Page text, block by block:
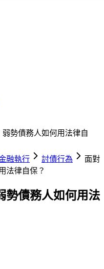
勢債務人如何用法律自
融執行 討債行為
面對
法律自保？
勢債務人如何用法